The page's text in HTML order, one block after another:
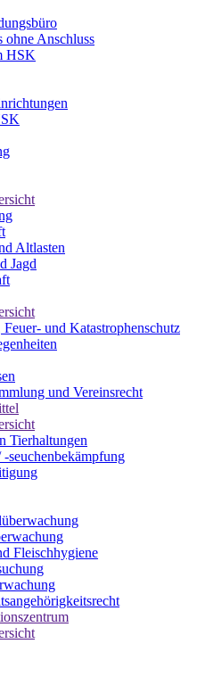
ohne Anschluss
HSK
Altlasten
Jagd
Feuer- und Katastrophenschutz
und Vereinsrecht
Tierhaltungen
seuchenbekämpfung
Fleischhygiene